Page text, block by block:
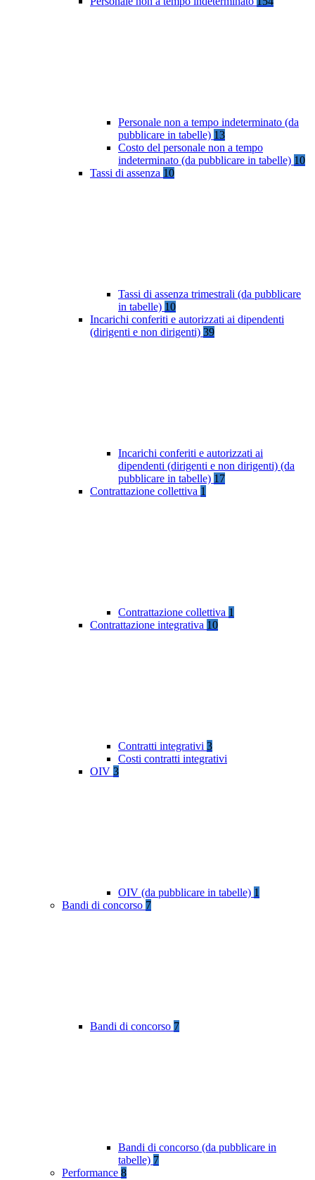
Personale non a tempo indeterminato (da
pubblicare in tabelle) 13
Costo del personale non a tempo
indeterminato (da pubblicare in tabelle) 10
Tassi di assenza 10
Tassi di assenza trimestrali (da pubblicare
in tabelle) 10
Incarichi conferiti e autorizzati ai dipendenti
(dirigenti e non dirigenti) 39
Incarichi conferiti e autorizzati ai
dipendenti (dirigenti e non dirigenti) (da
pubblicare in tabelle) 17
Contrattazione collettiva 1
Contrattazione collettiva 1
Contrattazione integrativa 10
Contratti integrativi 3
Costi contratti integrativi
OIV 3
OIV (da pubblicare in tabelle) 1
Bandi di concorso 7
Bandi di concorso 7
Bandi di concorso (da pubblicare in
tabelle) 7
Performance 8